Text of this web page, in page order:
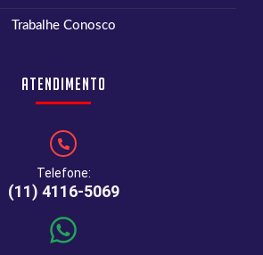
Trabalhe Conosco
Atendimento
Telefone:
(11) 4116-5069